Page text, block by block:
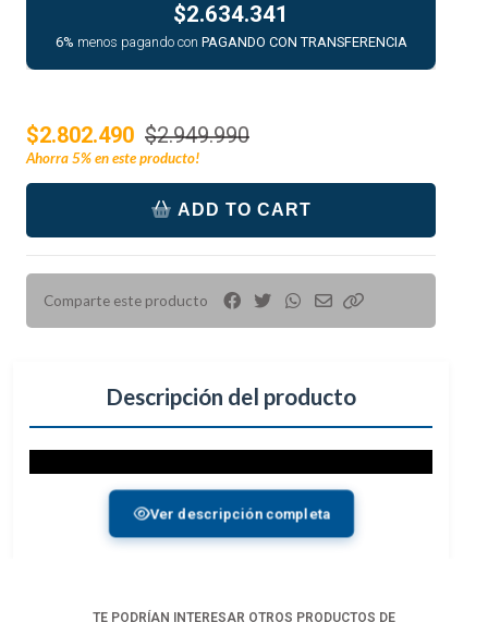
$2.634.341
6% menos pagando con PAGANDO CON TRANSFERENCIA
$2.802.490 $2.949.990
Ahorra5%en este producto!
ADD TO CART
Comparte este producto
Descripción del producto
Ver descripción completa
TE PODRÍAN INTERESAR OTROS PRODUCTOS DE